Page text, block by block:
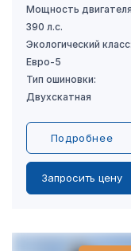
Подробнее
Запросить цену